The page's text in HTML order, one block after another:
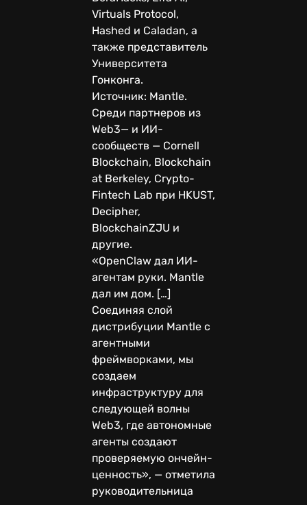
Virtuals Protocol,
Hashed и Caladan, а
также представитель
Университета
Гонконга.
Источник: Mantle.
Среди партнеров из
Web3— и ИИ-
сообществ — Cornell
Blockchain, Blockchain
at Berkeley, Crypto-
Fintech Lab при HKUST,
Decipher,
BlockchainZJU и
другие.
«OpenClaw дал ИИ-
агентам руки. Mantle
дал им дом. […]
Соединяя слой
дистрибуции Mantle с
агентными
фреймворками, мы
создаем
инфраструктуру для
следующей волны
Web3, где автономные
агенты создают
проверяемую ончейн-
ценность», — отметила
руководительница